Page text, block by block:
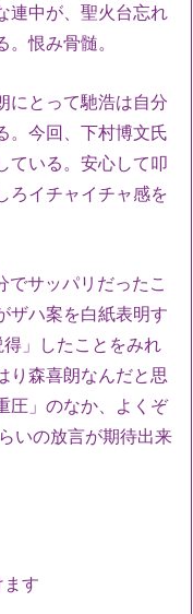
連中が、聖火台忘れ
恨み骨髄。
にとって馳浩は自分
。今回、下村博文氏
ている。安心して叩
ろイチャイチャ感を
サッパリだったこ
ザハ案を白紙表明す
」したことをみれ
り森喜朗なんだと思
圧」のなか、よくぞ
いの放言が期待出来
す